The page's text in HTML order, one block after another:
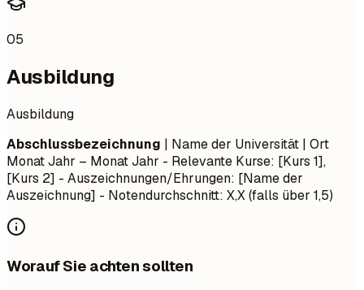
05
Ausbildung
Ausbildung
Abschlussbezeichnung | Name der Universität | Ort
Monat Jahr – Monat Jahr - Relevante Kurse: [Kurs 1],
[Kurs 2] - Auszeichnungen/Ehrungen: [Name der
Auszeichnung] - Notendurchschnitt: X,X (falls über 1,5)
Worauf Sie achten sollten